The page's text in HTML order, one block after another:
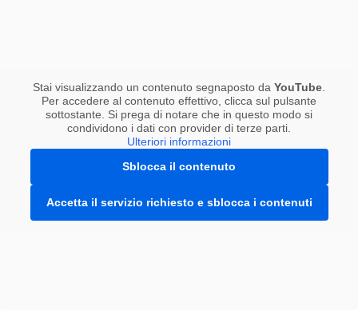
Stai visualizzando un contenuto segnaposto da YouTube.
Per accedere al contenuto effettivo, clicca sul pulsante
sottostante. Si prega di notare che in questo modo si
condividono i dati con provider di terze parti.
Ulteriori informazioni
Sblocca il contenuto
Accetta il servizio richiesto e sblocca i contenuti